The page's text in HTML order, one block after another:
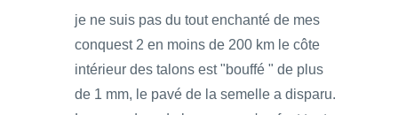
je ne suis pas du tout enchanté de mes
conquest 2 en moins de 200 km le côte
intérieur des talons est "bouffé " de plus
de 1 mm, le pavé de la semelle a disparu.